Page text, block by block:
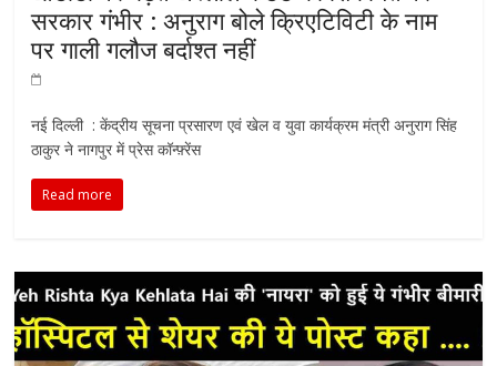
सरकार गंभीर : अनुराग बोले क्रिएटिविटी के नाम
पर गाली गलौज बर्दाश्त नहीं
नई दिल्ली : केंद्रीय सूचना प्रसारण एवं खेल व युवा कार्यक्रम मंत्री अनुराग सिंह
ठाकुर ने नागपुर में प्रेस कॉन्फ़्रेंस
Read more